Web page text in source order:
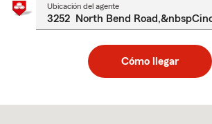
Ubicación del agente
Cómo llegar
to